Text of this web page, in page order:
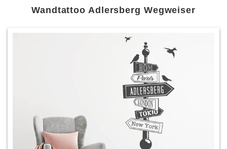
Wandtattoo Adlersberg Wegweiser